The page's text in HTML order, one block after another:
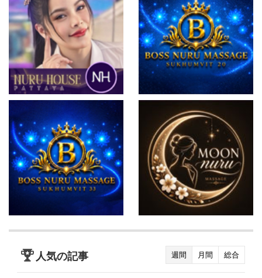
人気の記事 週間 月間 総合